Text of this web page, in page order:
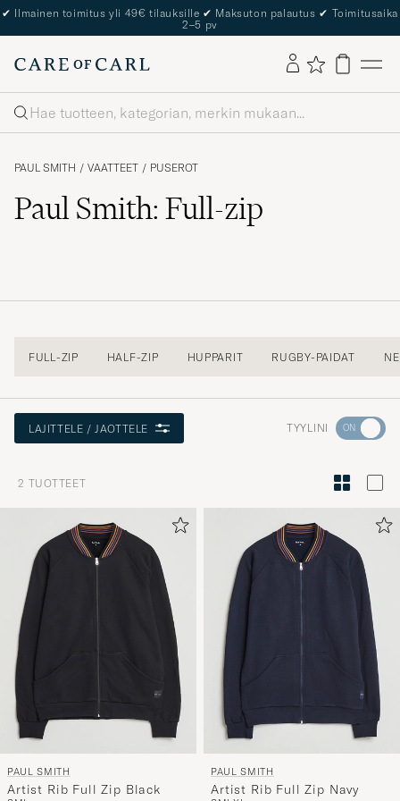
✔ Ilmainen toimitus yli 49€ tilauksille ✔ Maksuton palautus ✔ Toimitusaika
2–5 pv
Haku
PAUL SMITH / VAATTEET / PUSEROT
Paul Smith: Full-zip
FULL-ZIP HALF-ZIP HUPPARIT RUGBY-PAIDAT
LAJITTELE / JAOTTELE TYYLINI
Aktivoi
tyylini
ja
omaan
tyyliisi
sopivan
lajittelun
tuotteille
2 TUOTTEET
PAUL SMITH
Artist Rib Full Zip Black
PAUL SMITH
Artist Rib Full Zip Navy